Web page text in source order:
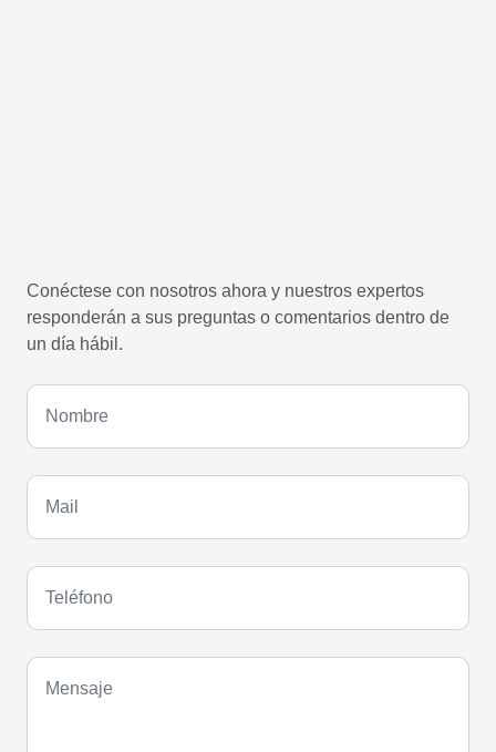
Conéctese con nosotros ahora y nuestros expertos
responderán a sus preguntas o comentarios dentro de
un día hábil.